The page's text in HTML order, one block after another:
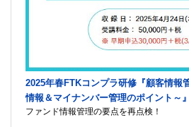
2025年春FTKコンプラ研修『顧客情報
情報＆マイナンバー管理のポイント～』
ファンド情報管理の要点を再点検！